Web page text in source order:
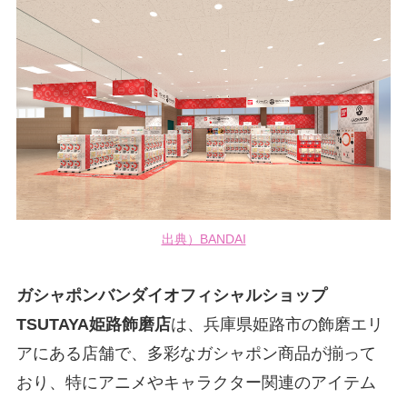
出典）BANDAI
ガシャポンバンダイオフィシャルショップ
TSUTAYA姫路飾磨店は、兵庫県姫路市の飾磨エリ
アにある店舗で、多彩なガシャポン商品が揃って
おり、特にアニメやキャラクター関連のアイテム